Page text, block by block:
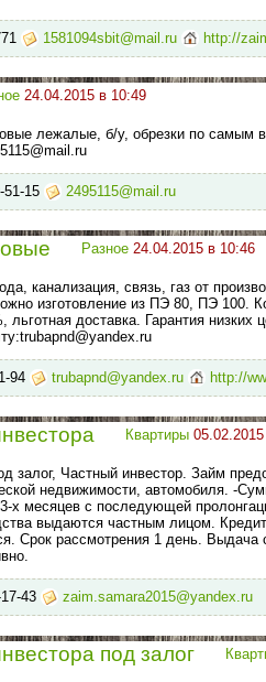
1581094sbit@mail.ru http://
24.04.2015 в 10:49
лежалые, б/у, обрезки по самым
51-15 2495115@mail.ru
Разное 24.04.2015 в 10:46
канализация, связь, газ от
изготовление из ПЭ 80, ПЭ 100.
доставка. Гарантия
94 trubapnd@yandex.ru http://
Квартиры
залог, Частный инвестор. Займ
недвижимости, автомобиля. -
х месяцев с последующей
выдаются частным лицом.
Срок рассмотрения 1 день. Выдача
43 zaim.samara2015@yandex.ru
под залог